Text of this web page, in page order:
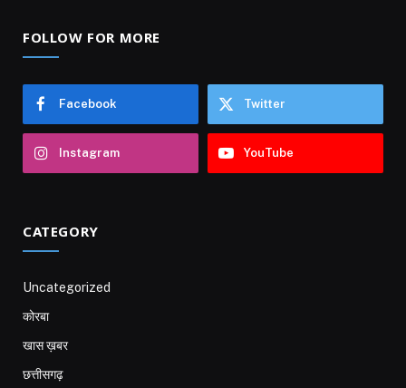
FOLLOW FOR MORE
Facebook Twitter
Instagram YouTube
CATEGORY
Uncategorized
कोरबा
खास ख़बर
छत्तीसगढ़